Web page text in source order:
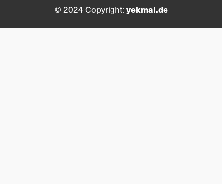
© 2024 Copyright: yekmal.de